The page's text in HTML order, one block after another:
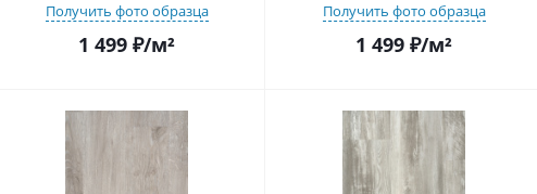
Получить фото образца
1 499 ₽/м²
Получить фото образца
1 499 ₽/м²